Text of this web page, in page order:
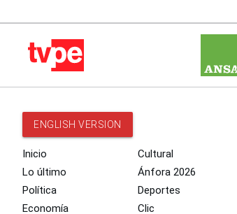
ENGLISH VERSION
Inicio
Lo último
Política
Economía
Cultural
Ánfora 2026
Deportes
Clic